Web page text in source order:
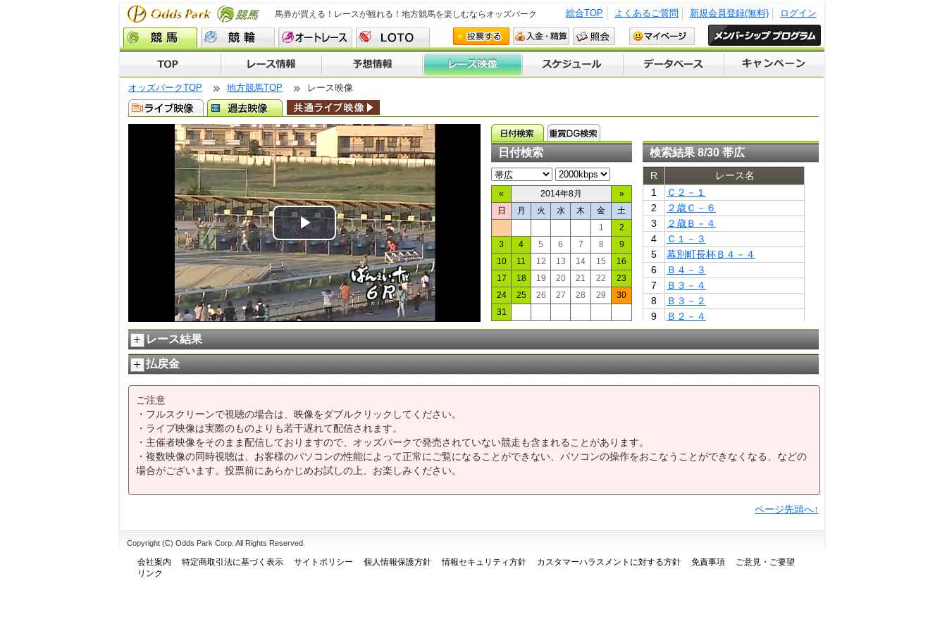
馬券が買える！レースが観れる！地方競馬を楽しむならオッズパーク ログイン
新規会員登録(無料)
よくあるご質問
総合TOP
オッズパークTOP 地方競馬TOP レース映像
Play
Video
日付検索
« 2014年8月
»
日
月 火 水 木 金
土
1
2
3
4 5 6 7 8
9
10
11 12 13 14 15
16
17
18 19 20 21 22
23
24
25 26 27 28 29
30
31
検索結果 8/30 帯広
R
レース名
1
Ｃ２－１
2
２歳Ｃ－６
3
２歳Ｂ－４
4
Ｃ１－３
5
幕別町長杯Ｂ４－４
6
Ｂ４－３
7
Ｂ３－４
8
Ｂ３－２
9
Ｂ２－４
10
不知火特別Ｂ２－１
11
Ａ２
レース結果
払戻金
ご注意
・フルスクリーンで視聴の場合は、映像をダブルクリックしてください。
・ライブ映像は実際のものよりも若干遅れて配信されます。
・主催者映像をそのまま配信しておりますので、オッズパークで発売されていない競走も含まれることがあります。
・複数映像の同時視聴は、お客様のパソコンの性能によって正常にご覧になることができない、パソコンの操作をおこなうことができなくなる、などの
場合がございます。投票前にあらかじめお試しの上、お楽しみください。
ページ先頭へ↑
Copyright (C) Odds Park Corp. All Rights Reserved.
会社案内 特定商取引法に基づく表示 サイトポリシー 個人情報保護方針 情報セキュリティ方針 カスタマーハラスメントに対する方針 免責事項
ご意見・ご要望
リンク